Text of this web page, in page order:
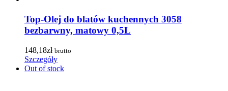
Top-Olej do blatów kuchennych 3058
bezbarwny, matowy 0,5L
148,18zł brutto
Szczegóły
Out of stock